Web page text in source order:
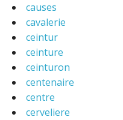
causes
cavalerie
ceintur
ceinture
ceinturon
centenaire
centre
cerveliere